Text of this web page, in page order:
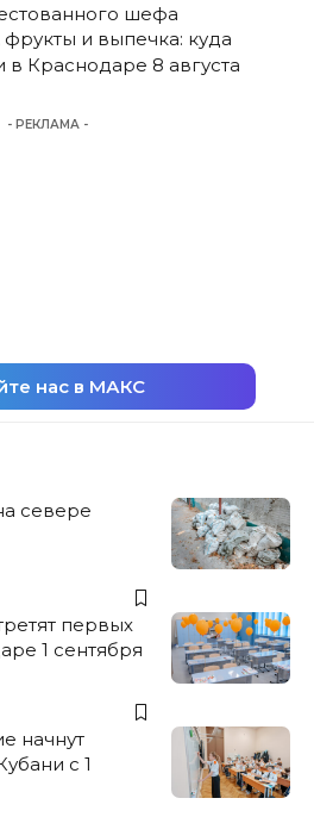
шефа
и выпечка: куда
в Краснодаре 8 августа
- РЕКЛАМА -
нас в МАКС
севере
первых
1 сентября
начнут
с 1